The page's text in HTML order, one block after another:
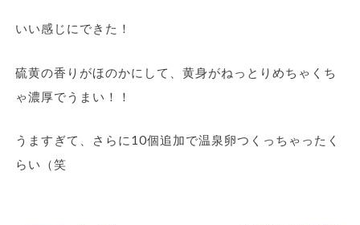
いい感じにできた！
硫黄の香りがほのかにして、黄身がねっとりめちゃくち
ゃ濃厚でうまい！！
うますぎて、さらに10個追加で温泉卵つくっちゃったく
らい（笑